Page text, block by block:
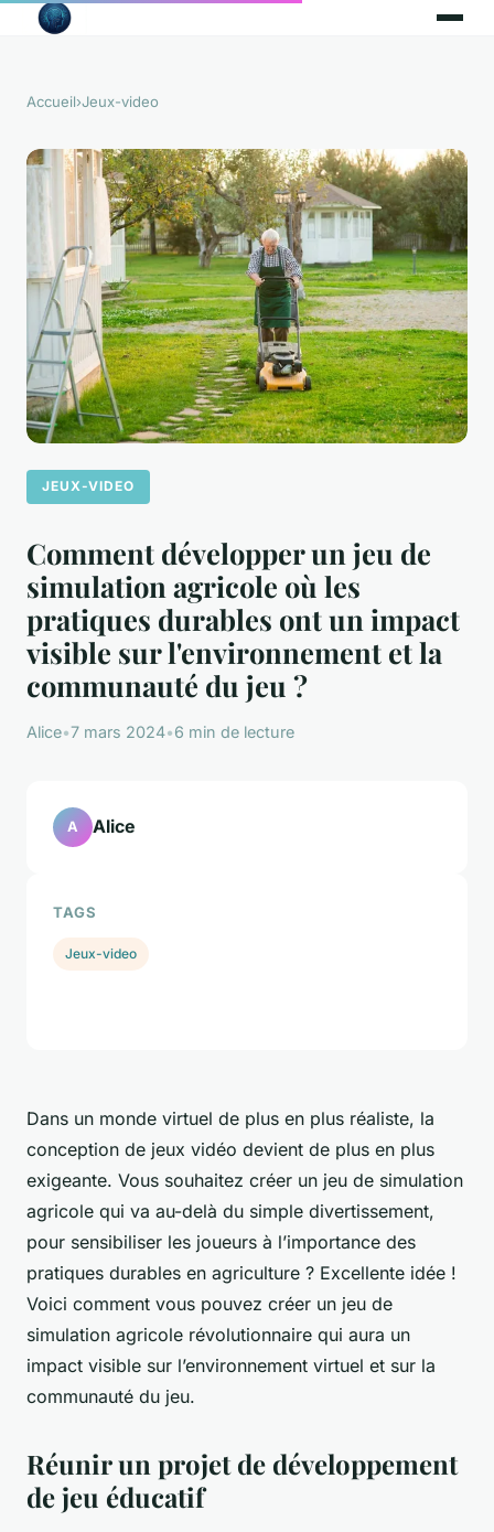
Accueil›Jeux-video
JEUX-VIDEO
Comment développer un jeu de
simulation agricole où les
pratiques durables ont un impact
visible sur l'environnement et la
communauté du jeu ?
Alice•7 mars 2024•6 min de lecture
Dans un monde virtuel de plus en plus réaliste, la
conception de jeux vidéo devient de plus en plus
exigeante. Vous souhaitez créer un jeu de simulation
agricole qui va au-delà du simple divertissement,
pour sensibiliser les joueurs à l’importance des
pratiques durables en agriculture ? Excellente idée !
Voici comment vous pouvez créer un jeu de
simulation agricole révolutionnaire qui aura un
impact visible sur l’environnement virtuel et sur la
communauté du jeu.
Réunir un projet de développement
de jeu éducatif
A Alice
TAGS
Jeux-video